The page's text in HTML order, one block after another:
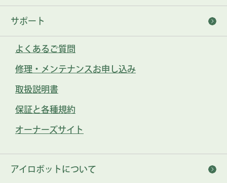
サポート
よくあるご質問
修理・メンテナンスお申し込み
取扱説明書
保証と各種規約
オーナーズサイト
アイロボットについて